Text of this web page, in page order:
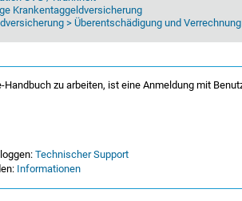
Krankentaggeldversicherung
> Überentschädigung und Verrechnung
Handbuch zu arbeiten, ist eine Anmeldung mit
Technischer Support
Informationen